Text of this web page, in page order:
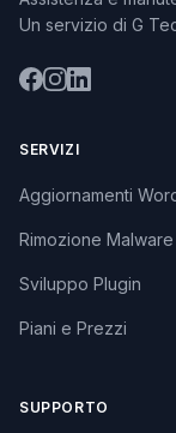
Un servizio di G
SERVIZI
Aggiornamenti
Rimozione Malware
Sviluppo Plugin
Piani e Prezzi
SUPPORTO